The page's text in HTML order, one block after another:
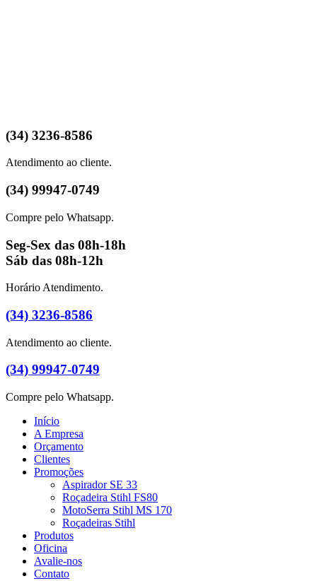
(34) 3236-8586
Atendimento ao cliente.
(34) 99947-0749
Compre pelo Whatsapp.
Seg-Sex das 08h-18h
Sáb das 08h-12h
Horário Atendimento.
(34) 3236-8586
Atendimento ao cliente.
(34) 99947-0749
Compre pelo Whatsapp.
Início
A Empresa
Orçamento
Clientes
Promoções
Aspirador SE 33
Roçadeira Stihl FS80
MotoSerra Stihl MS 170
Roçadeiras Stihl
Produtos
Oficina
Avalie-nos
Contato